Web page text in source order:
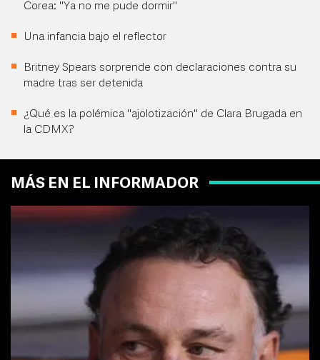
Corea: "Ya no me pude dormir"
Una infancia bajo el reflector
Britney Spears sorprende con declaraciones contra su
madre tras ser detenida
¿Qué es la polémica "ajolotización" de Clara Brugada en
la CDMX?
MÁS EN EL INFORMADOR